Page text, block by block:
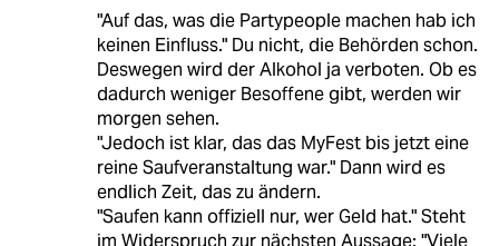
"Auf das, was die Partypeople machen hab ich
keinen Einfluss." Du nicht, die Behörden schon.
Deswegen wird der Alkohol ja verboten. Ob es
dadurch weniger Besoffene gibt, werden wir
morgen sehen.
"Jedoch ist klar, das das MyFest bis jetzt eine
reine Saufveranstaltung war." Dann wird es
endlich Zeit, das zu ändern.
"Saufen kann offiziell nur, wer Geld hat." Steht
im Widerspruch zur nächsten Aussage: "Viele